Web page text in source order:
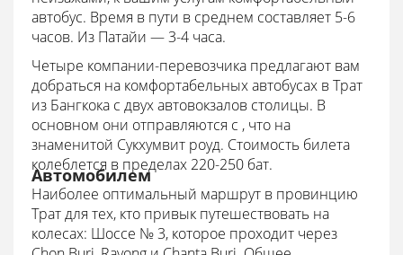
автобус. Время в пути в среднем составляет 5-6
часов. Из Патайи — 3-4 часа.
Четыре компании-перевозчика предлагают вам
добраться на комфортабельных автобусах в Трат
из Бангкока с двух автовокзалов столицы. В
основном они отправляются с , что на
знаменитой Сукхумвит роуд. Стоимость билета
колеблется в пределах 220-250 бат.
Автомобилем
Наиболее оптимальный маршрут в провинцию
Трат для тех, кто привык путешествовать на
колесах: Шоссе № 3, которое проходит через